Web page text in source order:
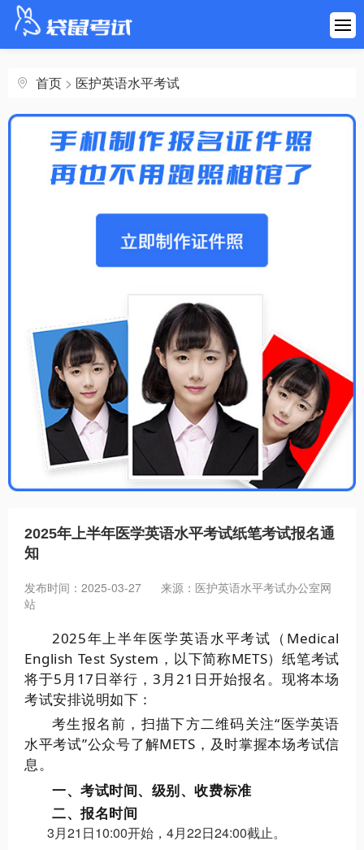
首页
建筑工程
医药健康
财会金融
其他考试
招聘信息
首页 > 医护英语水平考试
2025年上半年医学英语水平考试纸笔考试报名通
知
发布时间：2025-03-27
来源：医护英语水平考试办公室网
站
2025年上半年医学英语水平考试（Medical
English Test System，以下简称METS）纸笔考试
将于5月17日举行，3月21日开始报名。现将本场
考试安排说明如下：
考生报名前，扫描下方二维码关注“医学英语
水平考试”公众号了解METS，及时掌握本场考试信
息。
一、考试时间、级别、收费标准
二、报名时间
3月21日10:00开始，4月22日24:00截止。